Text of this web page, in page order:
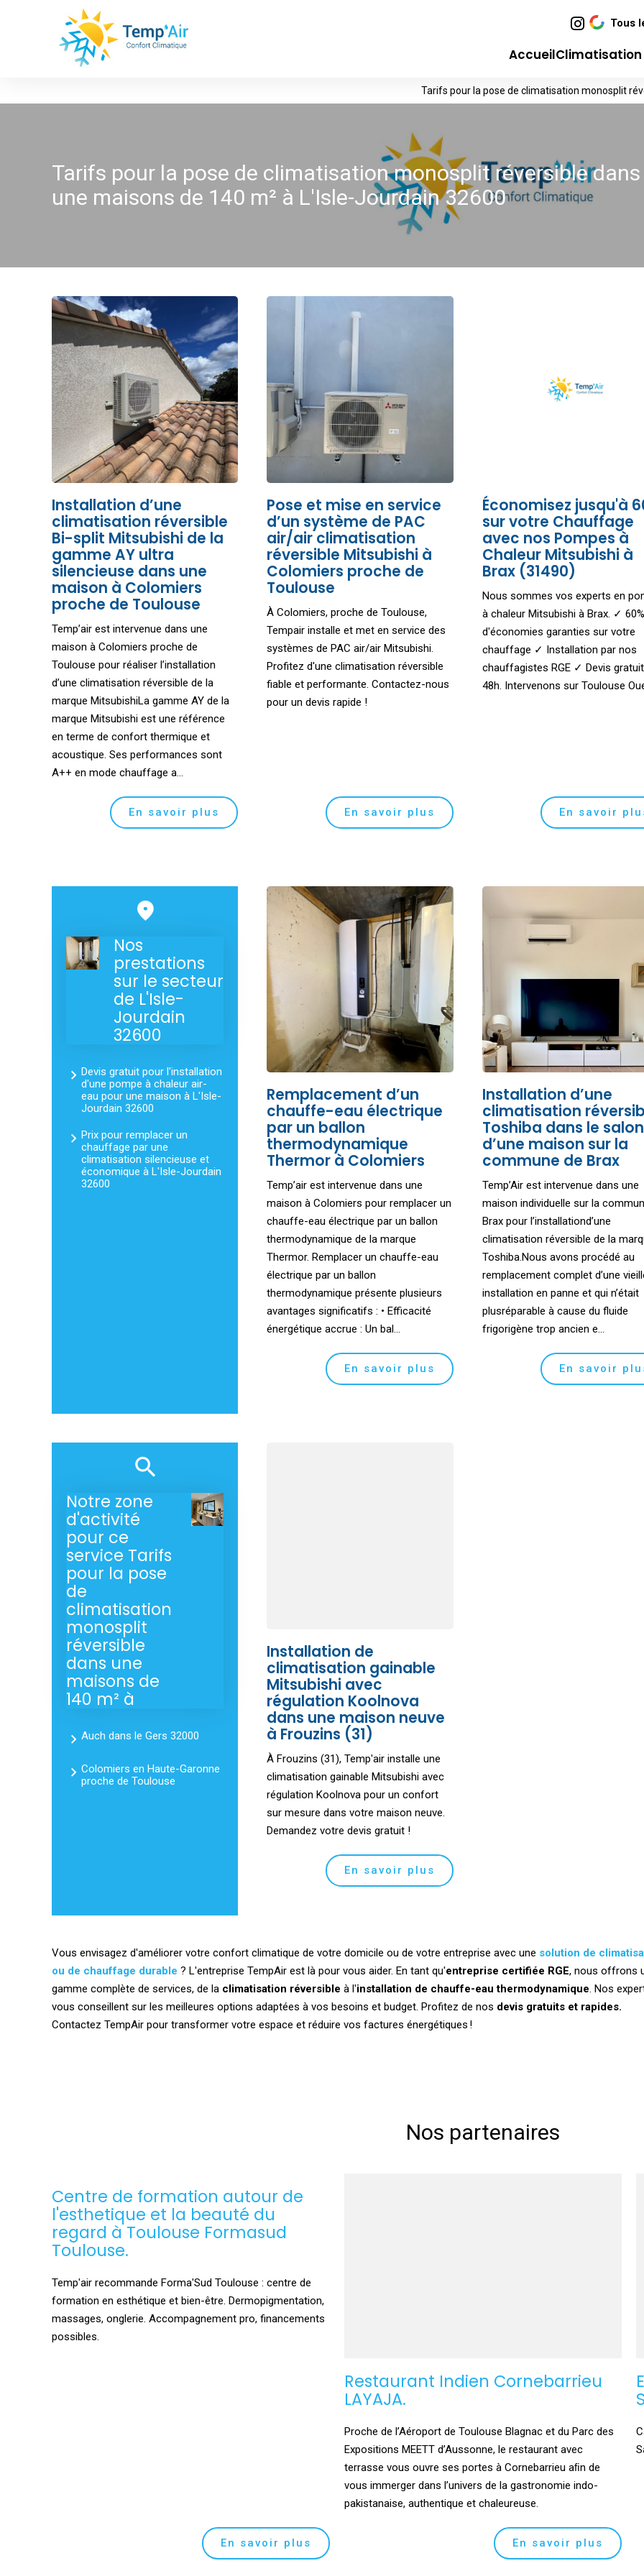
Tous
Accueil
Tarifs pour la pose de climatisation monosplit
Tarifs pour la pose de climatisation monosplit réversible dans
une maisons de 140 m² à L'Isle-Jourdain 32600
Installation d’une
climatisation réversible
Bi-split Mitsubishi de la
gamme AY ultra
silencieuse dans une
maison à Colomiers
proche de Toulouse
Temp’air est intervenue dans une
maison à Colomiers proche de
Toulouse pour réaliser l’installation
d’une climatisation réversible de la
marque MitsubishiLa gamme AY de la
marque Mitsubishi est une référence
en terme de confort thermique et
acoustique. Ses performances sont
A++ en mode chauffage a...
En savoir plus
Pose et mise en service
d’un système de PAC
air/air climatisation
réversible Mitsubishi à
Colomiers proche de
Toulouse
À Colomiers, proche de Toulouse,
Tempair installe et met en service des
systèmes de PAC air/air Mitsubishi.
Profitez d'une climatisation réversible
fiable et performante. Contactez-nous
pour un devis rapide !
En savoir plus
Économisez jusqu'à
sur votre Chauffage
avec nos Pompes à
Chaleur Mitsubishi à
Brax (31490)
Nous sommes vos experts en
à chaleur Mitsubishi à Brax. ✓ 60%
d'économies garanties sur votre
chauffage ✓ Installation par nos
chauffagistes RGE ✓ Devis
48h. Intervenons sur Toulouse
En savoir
Nos
prestations
sur le secteur
de L'Isle-
Jourdain
32600
Devis gratuit pour l'installation
d'une pompe à chaleur air-
eau pour une maison à L'Isle-
Jourdain 32600
Prix pour remplacer un
chauffage par une
climatisation silencieuse et
économique à L'Isle-Jourdain
32600
Remplacement d’un
chauffe-eau électrique
par un ballon
thermodynamique
Thermor à Colomiers
Temp’air est intervenue dans une
maison à Colomiers pour remplacer un
chauffe-eau électrique par un ballon
thermodynamique de la marque
Thermor. Remplacer un chauffe-eau
électrique par un ballon
thermodynamique présente plusieurs
avantages significatifs : • Efficacité
énergétique accrue : Un bal...
En savoir plus
Installation d’une
climatisation
Toshiba dans le salon
d’une maison sur la
commune de Brax
Temp’Air est intervenue dans une
maison individuelle sur la
Brax pour l’installationd’une
climatisation réversible de la
Toshiba.Nous avons procédé au
remplacement complet d’une
installation en panne et qui n’était
plusréparable à cause du fluide
frigorigène trop ancien e...
En savoir
Notre zone
d'activité
pour ce
service Tarifs
pour la pose
de
climatisation
monosplit
réversible
dans une
maisons de
140 m² à
Auch dans le Gers 32000
Colomiers en Haute-Garonne
proche de Toulouse
Installation de
climatisation gainable
Mitsubishi avec
régulation Koolnova
dans une maison neuve
à Frouzins (31)
À Frouzins (31), Temp'air installe une
climatisation gainable Mitsubishi avec
régulation Koolnova pour un confort
sur mesure dans votre maison neuve.
Demandez votre devis gratuit !
En savoir plus
Vous envisagez d'améliorer votre confort climatique de votre domicile ou de votre entreprise avec une solution de
ou de chauffage durable ? L'entreprise TempAir est là pour vous aider. En tant qu'entreprise certifiée RGE, nous offrons
gamme complète de services, de la climatisation réversible à l'installation de chauffe-eau thermodynamique. Nos
vous conseillent sur les meilleures options adaptées à vos besoins et budget. Profitez de nos devis gratuits et rapides.
Contactez TempAir pour transformer votre espace et réduire vos factures énergétiques !
Nos partenaires
Centre de formation autour de
l'esthetique et la beauté du
regard à Toulouse Formasud
Toulouse.
Temp'air recommande Forma'Sud Toulouse : centre de
formation en esthétique et bien-être. Dermopigmentation,
massages, onglerie. Accompagnement pro, financements
possibles.
En savoir plus
Restaurant Indien Cornebarrieu
LAYAJA.
Proche de l’Aéroport de Toulouse Blagnac et du Parc des
Expositions MEETT d’Aussonne, le restaurant avec
terrasse vous ouvre ses portes à Cornebarrieu aﬁn de
vous immerger dans l’univers de la gastronomie indo-
pakistanaise, authentique et chaleureuse.
En savoir plus
Panneau de gestion des cookies